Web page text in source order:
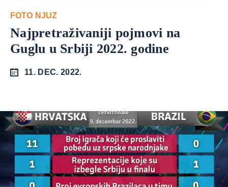
FOTO NJUZ
Najpretraživaniji pojmovi na
Guglu u Srbiji 2022. godine
11. DEC. 2022.